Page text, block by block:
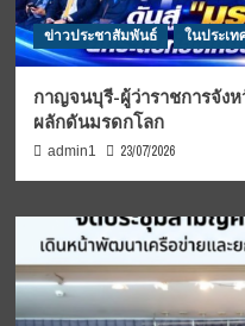
ข่าวประชาสัมพันธ์ ในประเท
กาญจนบุรี-ผู้ว่าราชการจัง
ผลักดันมรดกโลก
admin1 23/07/2026